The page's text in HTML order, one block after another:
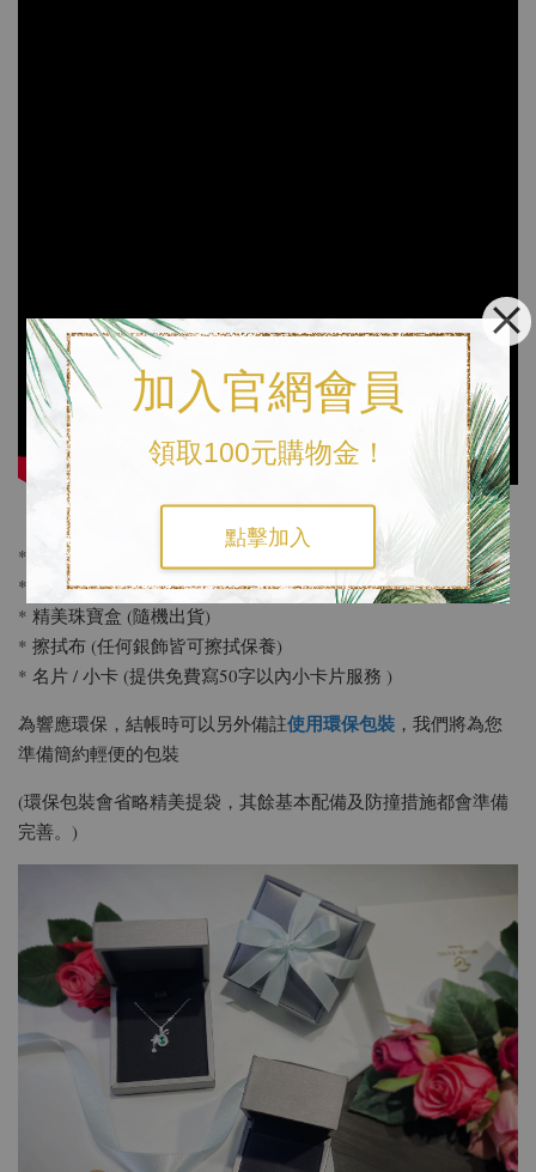
加入官網會員
領取100元購物金！
點擊加入
《包裝》
* 品牌保證卡
* 精美提袋 (隨機出貨)
* 精美珠寶盒 (隨機出貨)
* 擦拭布 (任何銀飾皆可擦拭保養)
* 名片 / 小卡 (提供免費寫50字以內小卡片服務 )
為響應環保，結帳時可以另外備註使用環保包裝 ，我們將為您
準備簡約輕便的包裝
(環保包裝會省略精美提袋，其餘基本配備及防撞措施都會準備
完善。)